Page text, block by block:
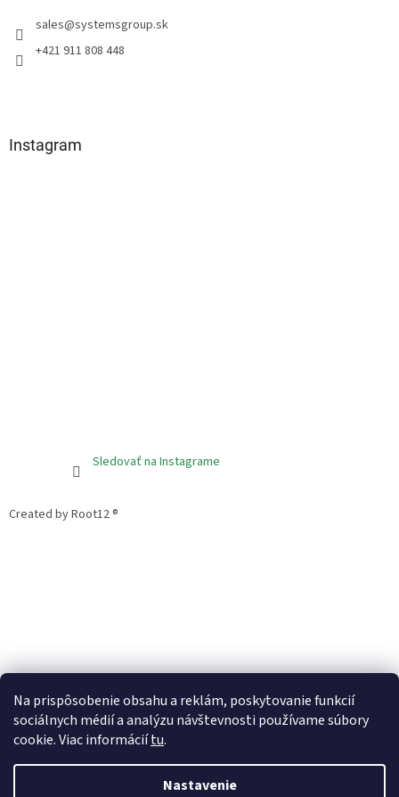
Na prispôsobenie obsahu a reklám, poskytovanie funkcií
sociálnych médií a analýzu návštevnosti používame súbory
cookie. Viac informáciítu.
Nastavenie
sales@systemsgroup.sk
+421 911 808 448
Instagram
Sledovať na Instagrame
Created by Root12 ®